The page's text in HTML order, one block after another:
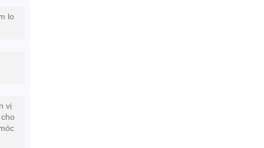
lo
vị